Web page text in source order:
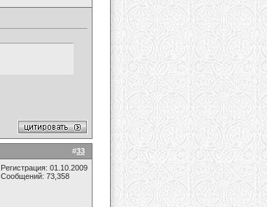
#33
Регистрация: 01.10.2009
Сообщений: 73,358